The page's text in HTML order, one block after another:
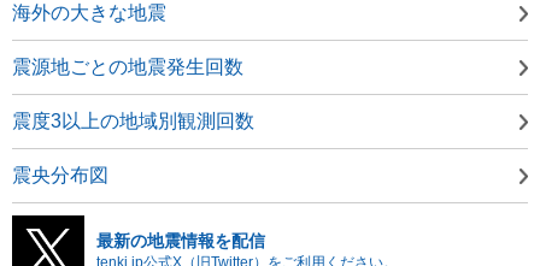
海外の大きな地震
震源地ごとの地震発生回数
震度3以上の地域別観測回数
震央分布図
最新の地震情報を配信
tenki.jp公式X（旧Twitter）をご利用ください。